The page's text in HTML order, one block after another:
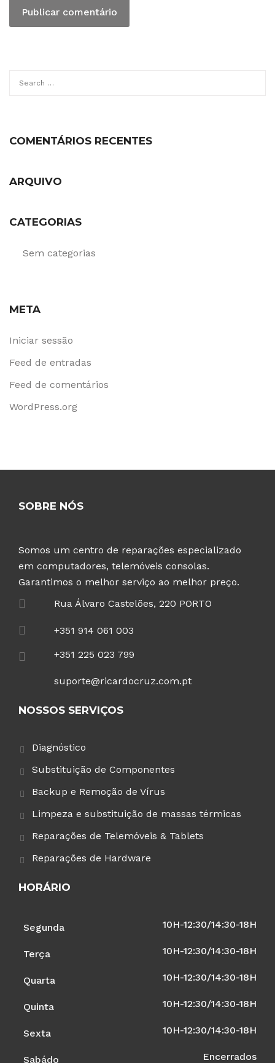
for:
COMENTÁRIOS RECENTES
ARQUIVO
CATEGORIAS
Sem categorias
META
Iniciar sessão
Feed de entradas
Feed de comentários
WordPress.org
SOBRE NÓS
Somos um centro de reparações especializado
em computadores, telemóveis consolas.
Garantimos o melhor serviço ao melhor preço.
Rua Álvaro Castelões, 220 PORTO
+351 914 061 003
+351 225 023 799
suporte@ricardocruz.com.pt
NOSSOS SERVIÇOS
Diagnóstico
Substituição de Componentes
Backup e Remoção de Vírus
Limpeza e substituição de massas térmicas
Reparações de Telemóveis & Tablets
Reparações de Hardware
HORÁRIO
Segunda 10H-12:30/14:30-18H
Terça 10H-12:30/14:30-18H
Quarta 10H-12:30/14:30-18H
Quinta 10H-12:30/14:30-18H
Sexta 10H-12:30/14:30-18H
Sabádo Encerrados